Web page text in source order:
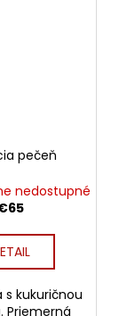
pečeň
nedostupné
s kukuričnou
Priemerná